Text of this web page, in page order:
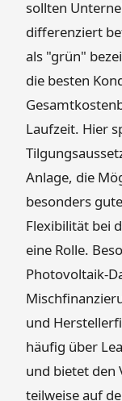
sollten
differenziert
als "grün"
die besten
Laufzeit. Hier
Anlage, die
besonders
Flexibilität bei
eine Rolle.
Photovoltaik-
und
häufig über
und bietet den
teilweise auf